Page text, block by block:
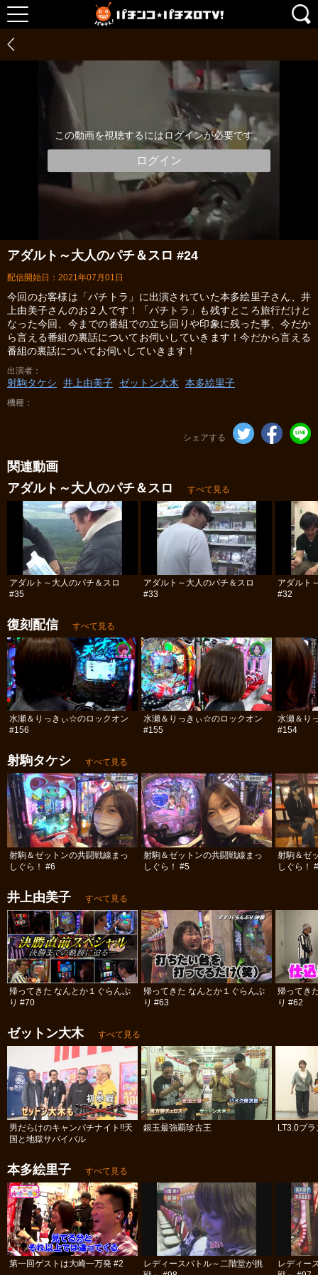
この動画を視聴するにはログインが必要です。
ログイン
アダルト～大人のパチ＆スロ #24
配信開始日：2021年07月01日
今回のお客様は「パチトラ」に出演されていた本多絵里子さん、井
上由美子さんのお２人です！「パチトラ」も残すところ旅行だけと
なった今回、今までの番組での立ち回りや印象に残った事、今だか
ら言える番組の裏話についてお伺いしていきます！今だから言える
番組の裏話についてお伺いしていきます！
出演者
射駒タケシ 井上由美子 ゼットン大木 本多絵里子
機種
シェアする
関連動画
アダルト～大人のパチ＆スロ
すべて見る
アダルト～大人のパチ＆スロ
#35
アダルト～大人のパチ＆スロ
#33
アダルト
#32
復刻配信 すべて見る
水瀬＆りっきぃ☆のロックオン
#156
水瀬＆りっきぃ☆のロックオン
#155
水瀬＆り
#154
射駒タケシ すべて見る
射駒＆ゼットンの共闘戦線まっ
しぐら！ #6
射駒＆ゼットンの共闘戦線まっ
しぐら！ #5
射駒＆ゼ
しぐら！
井上由美子 すべて見る
帰ってきた なんとか１ぐらんぷ
り #70
帰ってきた なんとか１ぐらんぷ
り #63
帰ってき
り #62
ゼットン大木 すべて見る
男だらけのキャンパチナイト!!天
国と地獄サバイバル
銀玉最強覇珍古王 LT3.0プ
本多絵里子 すべて見る
第一回ゲストは大崎一万発 #2
レディースバトル～二階堂が挑
レディー